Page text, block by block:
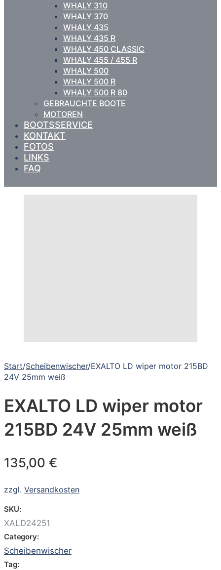
WHALY 310
WHALY 370
WHALY 435
WHALY 435 R
WHALY 450 CLASSIC
WHALY 455 / 455 R
WHALY 500
WHALY 500 R
WHALY 500 R 80
GEBRAUCHTE BOOTE
MOTOREN
BOOTSSERVICE
KONTAKT
FOTOS
LINKS
FAQ
Start/Scheibenwischer/EXALTO LD wiper motor 215BD
24V 25mm weiß
EXALTO LD wiper motor
215BD 24V 25mm weiß
135,00 €
zzgl. Versandkosten
SKU:
XALD24251
Category:
Scheibenwischer
Tag: